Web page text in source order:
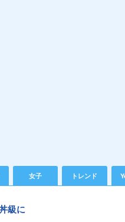
女子 トレンド
級に